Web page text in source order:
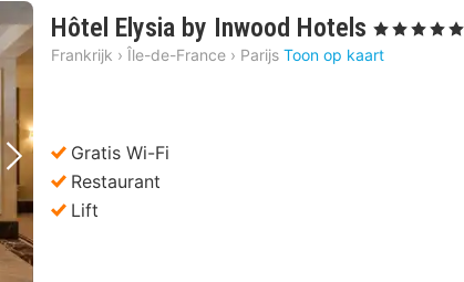
Volgende foto
Hôtel Elysia by Inwood Hotels 1
nacht
, 5 Sterren
Frankrijk › Île-de-France › Parijs Toon op kaart
Gratis Wi-Fi
Restaurant
Lift